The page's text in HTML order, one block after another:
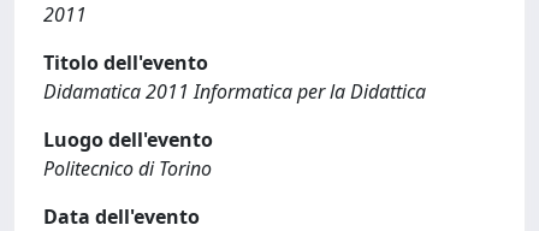
2011
Titolo dell'evento
Didamatica 2011 Informatica per la Didattica
Luogo dell'evento
Politecnico di Torino
Data dell'evento